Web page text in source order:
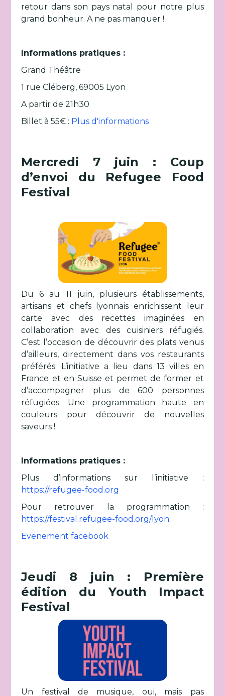
retour dans son pays natal pour notre plus
grand bonheur. A ne pas manquer !
Informations pratiques :
Grand Théâtre
1 rue Cléberg, 69005 Lyon
A partir de 21h30
Billet à 55€ : Plus d'informations
Mercredi 7 juin : Coup
d’envoi du Refugee Food
Festival
Du 6 au 11 juin, plusieurs établissements,
artisans et chefs lyonnais enrichissent leur
carte avec des recettes imaginées en
collaboration avec des cuisiniers réfugiés.
C’est l’occasion de découvrir des plats venus
d’ailleurs, directement dans vos restaurants
préférés. L’initiative a lieu dans 13 villes en
France et en Suisse et permet de former et
d’accompagner plus de 600 personnes
réfugiées. Une programmation haute en
couleurs pour découvrir de nouvelles
saveurs !
Informations pratiques :
Plus d’informations sur l’initiative :
https://refugee-food.org
Pour retrouver la programmation :
https://festival.refugee-food.org/lyon
Evenement facebook
Jeudi 8 juin : Première
édition du Youth Impact
Festival
Un festival de musique, oui, mais pas